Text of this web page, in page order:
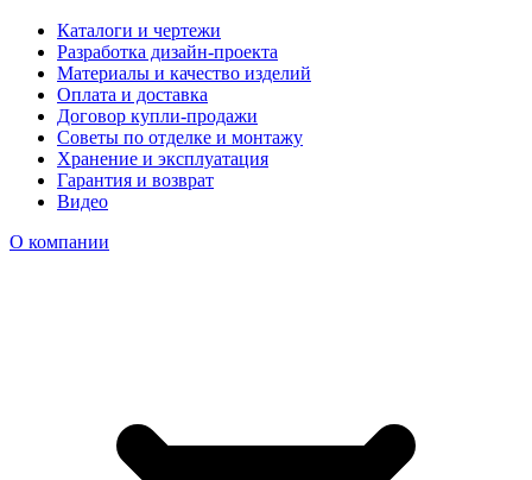
Каталоги и чертежи
Разработка дизайн-проекта
Материалы и качество изделий
Оплата и доставка
Договор купли-продажи
Советы по отделке и монтажу
Хранение и эксплуатация
Гарантия и возврат
Видео
О компании